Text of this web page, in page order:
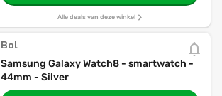
Alle deals van deze winkel
Bol
Samsung Galaxy Watch8 - smartwatch -
44mm - Silver